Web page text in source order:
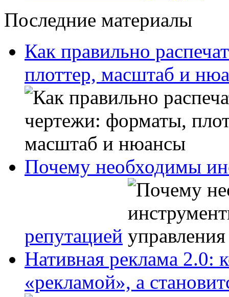
Последние материалы
Как правильно
плоттер, масштаб и
Почему необходимы
репутацией
Нативная реклама 2.0:
«рекламой», а